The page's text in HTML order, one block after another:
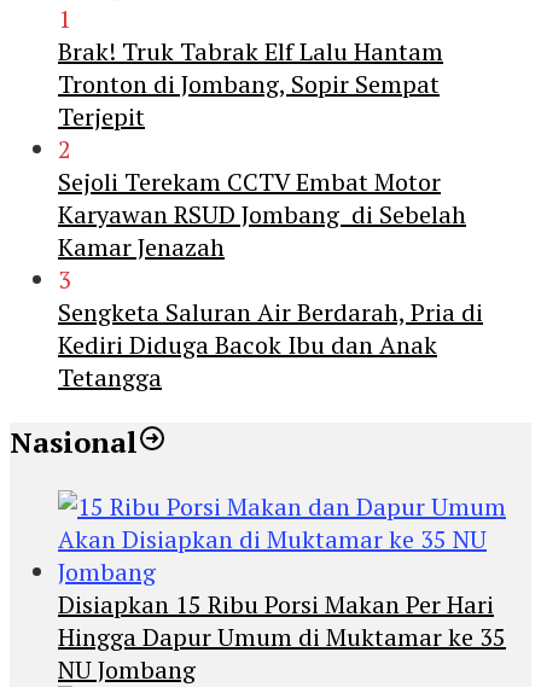
1
Brak! Truk Tabrak Elf Lalu Hantam
Tronton di Jombang, Sopir Sempat
Terjepit
2
Sejoli Terekam CCTV Embat Motor
Karyawan RSUD Jombang di Sebelah
Kamar Jenazah
3
Sengketa Saluran Air Berdarah, Pria di
Kediri Diduga Bacok Ibu dan Anak
Tetangga
Nasional
Disiapkan 15 Ribu Porsi Makan Per Hari
Hingga Dapur Umum di Muktamar ke 35
NU Jombang